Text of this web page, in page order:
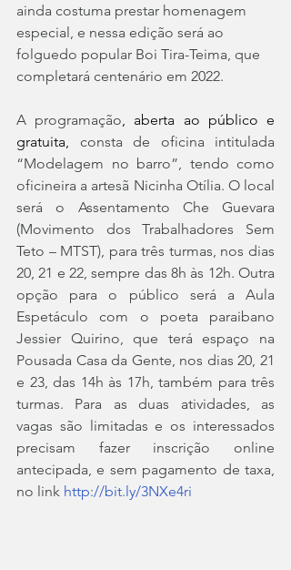
ainda costuma prestar homenagem
especial, e nessa edição será ao
folguedo popular Boi Tira-Teima, que
completará centenário em 2022.
A programação , aberta ao público e
gratuita, consta de oficina intitulada
“Modelagem no barro”, tendo como
oficineira a artesã Nicinha Otília. O local
será o Assentamento Che Guevara
(Movimento dos Trabalhadores Sem
Teto – MTST), para três turmas, nos dias
20, 21 e 22, sempre das 8h às 12h. Outra
opção para o público será a Aula
Espetáculo com o poeta paraibano
Jessier Quirino, que terá espaço na
Pousada Casa da Gente, nos dias 20, 21
e 23, das 14h às 17h, também para três
turmas. Para as duas atividades, as
vagas são limitadas e os interessados
precisam fazer inscrição online
antecipada, e sem pagamento de taxa,
no link http://bit.ly/3NXe4ri